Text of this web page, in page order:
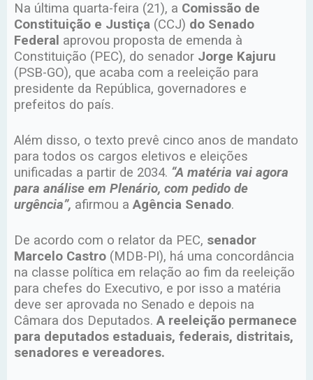
Na última quarta-feira (21), a Comissão de
Constituição e Justiça (CCJ) do Senado
Federal aprovou proposta de emenda à
Constituição (PEC), do senador Jorge Kajuru
(PSB-GO), que acaba com a reeleição para
presidente da República, governadores e
prefeitos do país.
Além disso, o texto prevê cinco anos de mandato
para todos os cargos eletivos e eleições
unificadas a partir de 2034. “A matéria vai agora
para análise em Plenário, com pedido de
urgência”, afirmou a Agência Senado.
De acordo com o relator da PEC, senador
Marcelo Castro (MDB-PI), há uma concordância
na classe política em relação ao fim da reeleição
para chefes do Executivo, e por isso a matéria
deve ser aprovada no Senado e depois na
Câmara dos Deputados. A reeleição permanece
para deputados estaduais, federais, distritais,
senadores e vereadores.